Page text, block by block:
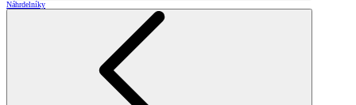
Náhrdelníky